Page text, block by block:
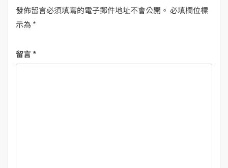
發佈留言必須填寫的電子郵件地址不會公開。 必填欄位標
示為 *
留言*